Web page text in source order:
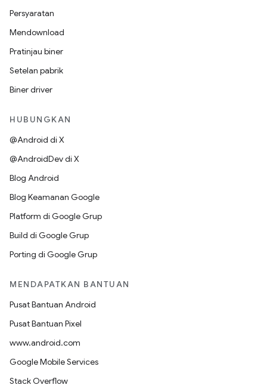
Persyaratan
Mendownload
Pratinjau biner
Setelan pabrik
Biner driver
HUBUNGKAN
@Android di X
@AndroidDev di X
Blog Android
Blog Keamanan Google
Platform di Google Grup
Build di Google Grup
Porting di Google Grup
MENDAPATKAN BANTUAN
Pusat Bantuan Android
Pusat Bantuan Pixel
www.android.com
Google Mobile Services
Stack Overflow